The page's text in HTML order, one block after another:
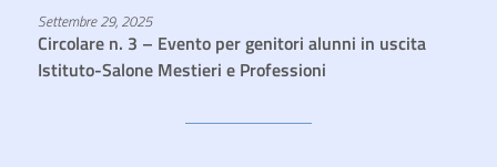
Settembre 29, 2025
Circolare n. 3 – Evento per genitori alunni in uscita
Istituto-Salone Mestieri e Professioni